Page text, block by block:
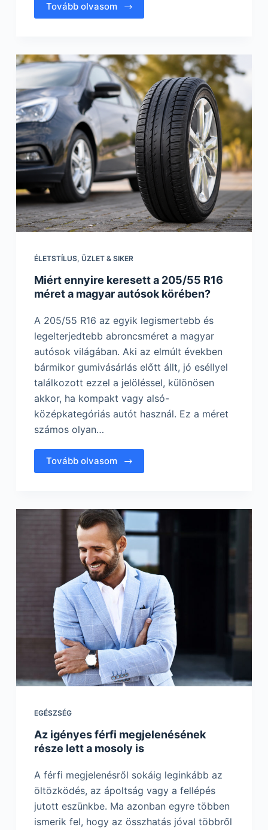
Tovább olvasom
ÉLETSTÍLUS, ÜZLET & SIKER
Miért ennyire keresett a 205/55 R16
méret a magyar autósok körében?
A 205/55 R16 az egyik legismertebb és
legelterjedtebb abroncsméret a magyar
autósok világában. Aki az elmúlt években
bármikor gumivásárlás előtt állt, jó eséllyel
találkozott ezzel a jelöléssel, különösen
akkor, ha kompakt vagy alsó-
középkategóriás autót használ. Ez a méret
számos olyan…
Tovább olvasom
EGÉSZSÉG
Az igényes férfi megjelenésének
része lett a mosoly is
A férfi megjelenésről sokáig leginkább az
öltözködés, az ápoltság vagy a fellépés
jutott eszünkbe. Ma azonban egyre többen
ismerik fel, hogy az összhatás jóval többről